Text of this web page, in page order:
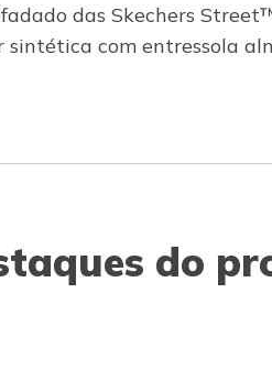
das Skechers
com entressola
do